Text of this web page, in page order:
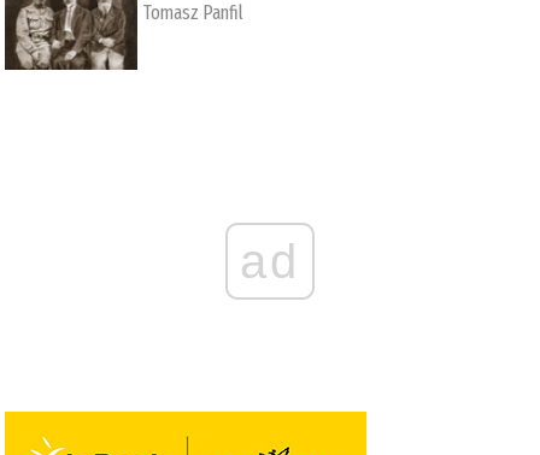
Tomasz Panfil
ad